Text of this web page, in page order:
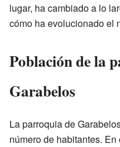
lugar, ha cambiado a lo
cómo ha evolucionado el
Población de la
Garabelos
La parroquia de
número de habitantes.